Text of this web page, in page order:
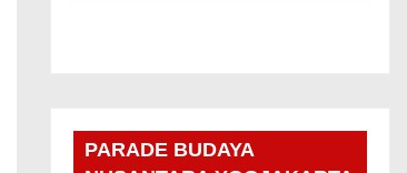
PARADE BUDAYA